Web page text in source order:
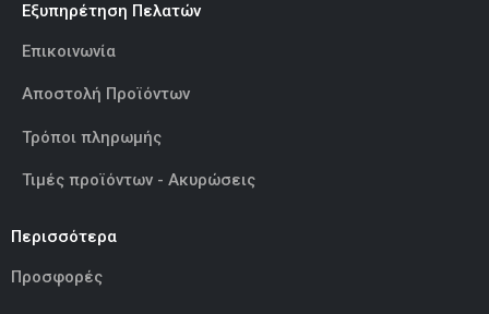
Εξυπηρέτηση Πελατών
Επικοινωνία
Αποστολή Προϊόντων
Τρόποι πληρωμής
Τιμές προϊόντων - Ακυρώσεις
Περισσότερα
Προσφορές